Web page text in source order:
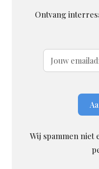
Ontvang
Wij spammen niet